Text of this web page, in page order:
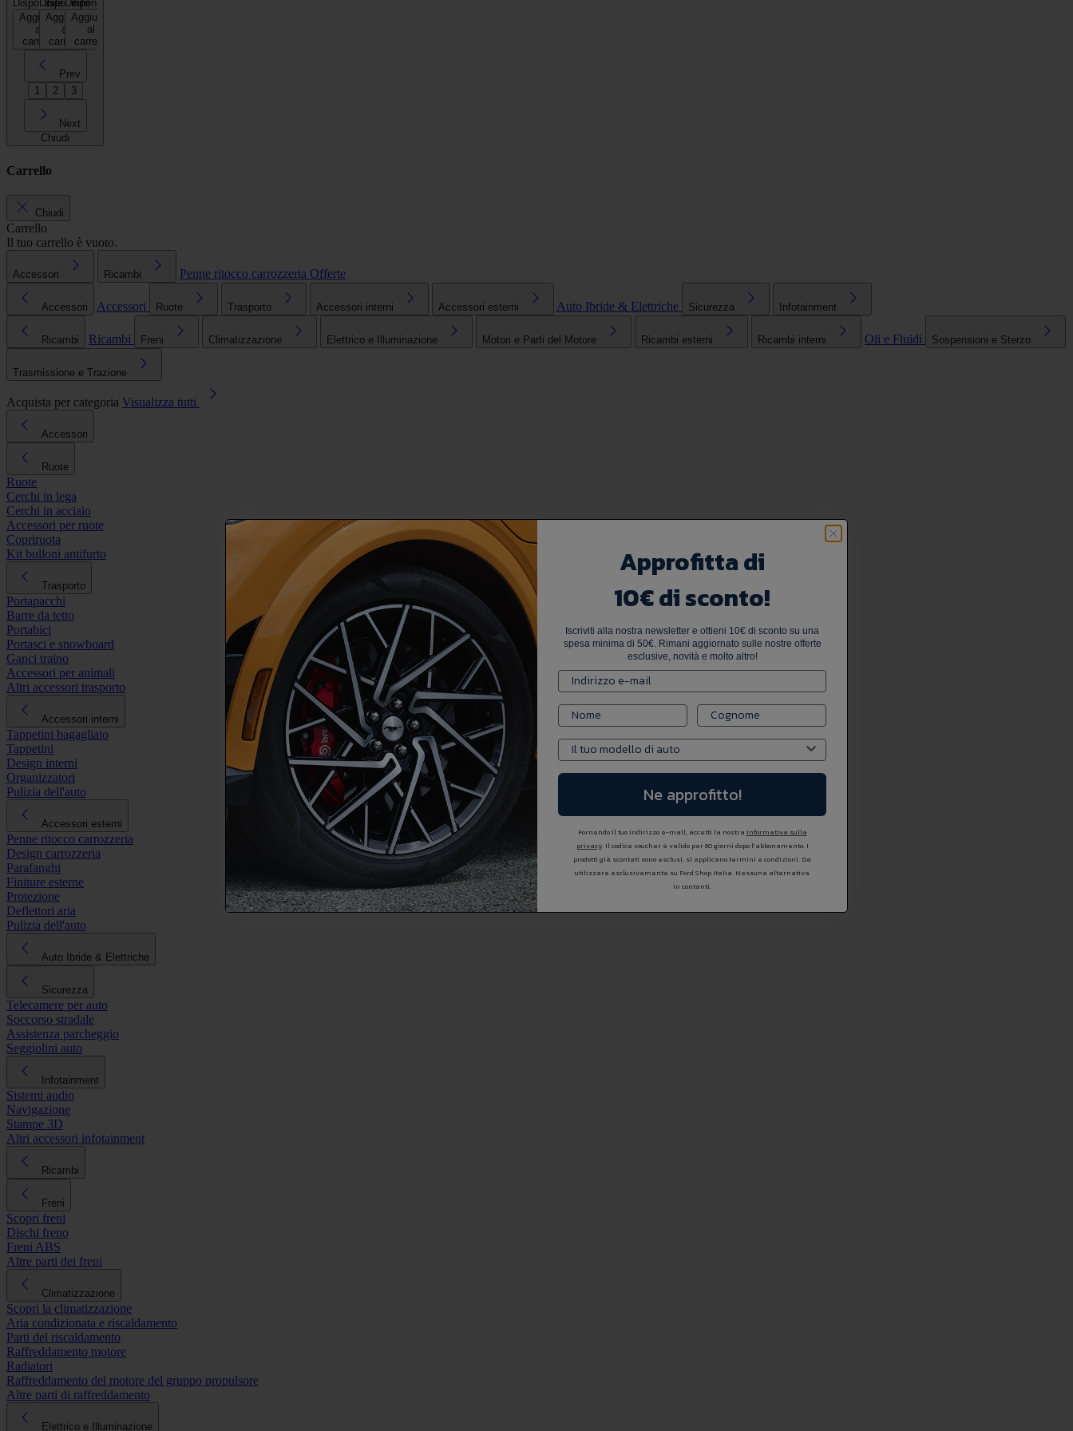
Disponibile
Aggiungi
al
carrello
Disponibile
Aggiungi
al
carrello
Disponibile
Aggiungi
al
carrello
Prev
1
2 3
Next
Chiudi
Carrello
Chiudi
Carrello
Il tuo carrello è vuoto.
Accessori Ricambi Penne ritocco carrozzeria Offerte
Accessori Accessori Ruote Trasporto Accessori interni Accessori esterni Auto Ibride & Elettriche Sicurezza Infotainment
Ricambi Ricambi Freni Climatizzazione Elettrico e Illuminazione Motori e Parti del Motore Ricambi esterni Ricambi interni Oli e Fluidi Sospensioni e Sterzo
Trasmissione e Trazione
Acquista per categoria Visualizza tutti
Accessori
Ruote
Ruote
Cerchi in lega
Cerchi in acciaio
Accessori per ruote
Copriruota
Kit bulloni antifurto
Trasporto
Portapacchi
Barre da tetto
Portabici
Portasci e snowboard
Ganci traino
Accessori per animali
Altri accessori trasporto
Accessori interni
Tappetini bagagliaio
Tappetini
Design interni
Organizzatori
Pulizia dell'auto
Accessori esterni
Penne ritocco carrozzeria
Design carrozzeria
Parafanghi
Finiture esterne
Protezione
Deflettori aria
Pulizia dell'auto
Auto Ibride & Elettriche
Sicurezza
Telecamere per auto
Soccorso stradale
Assistenza parcheggio
Seggiolini auto
Infotainment
Sistemi audio
Navigazione
Stampe 3D
Altri accessori infotainment
Ricambi
Freni
Scopri freni
Dischi freno
Freni ABS
Altre parti dei freni
Climatizzazione
Scopri la climatizzazione
Aria condizionata e riscaldamento
Parti del riscaldamento
Raffreddamento motore
Radiatori
Raffreddamento del motore del gruppo propulsore
Altre parti di raffreddamento
Elettrico e Illuminazione
Approfitta di
10€ di sconto!
Iscriviti alla nostra newsletter e ottieni 10€ di sconto su una
spesa minima di 50€. Rimani aggiornato sulle nostre offerte
esclusive, novità e molto altro!
Ne approfitto!
Fornendo il tuo indirizzo e-mail, accetti la nostra Informativa sulla
privacy. Il codice voucher é valido per 60 giorni dopo l'abbonamento. I
prodotti già scontati sono esclusi, si applicano termini e condizioni. Da
utilizzare esclusivamente su Ford Shop Italia. Nessuna alternativa
in contanti.